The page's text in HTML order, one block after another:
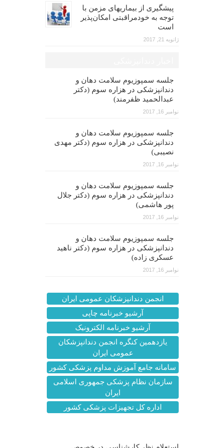
پیشگیری از بیماریهای مزمن با
توجه به خودمراقبتی امکان‌پذیر
است
ژانویه 21, 2017
جلسه سمپوزیوم سلامت دهان و
دندانپزشکی در هزاره سوم (دکتر
عبدالحمید ظفرمند)
نوامبر 16, 2017
جلسه سمپوزیوم سلامت دهان و
دندانپزشکی در هزاره سوم (دکتر مهدی
نصیبی)
نوامبر 16, 2017
جلسه سمپوزیوم سلامت دهان و
دندانپزشکی در هزاره سوم (دکتر جلال
پور هاشمی)
نوامبر 16, 2017
جلسه سمپوزیوم سلامت دهان و
دندانپزشکی در هزاره سوم (دکتر ناهید
عسکری زاده)
نوامبر 16, 2017
انجمن دندانپزشکان عمومی ایران
آرشیو خبرنامه چاپی
آرشیو خبرنامه الکترونیک
یازدهمین کنگره انجمن دندانپزشکان
عمومی ایران
سامانه جامع آموزش مداوم پزشکی کشور
سازمان نظام پزشکی جمهوری اسلامی
ایران
اداره کل تجهیزات پزشکی کشور